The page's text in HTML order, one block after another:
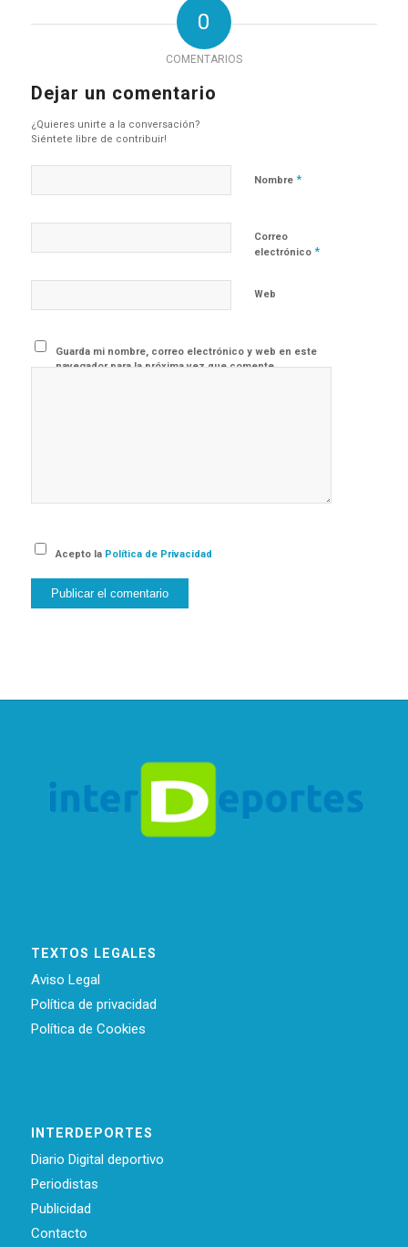
0
COMENTARIOS
Dejar un comentario
¿Quieres unirte a la conversación?
Siéntete libre de contribuir!
Nombre *
Correo
electrónico *
Web
Guarda mi nombre, correo electrónico y web en este
navegador para la próxima vez que comente.
Acepto la Política de Privacidad
TEXTOS LEGALES
Aviso Legal
Política de privacidad
Política de Cookies
INTERDEPORTES
Diario Digital deportivo
Periodistas
Publicidad
Contacto